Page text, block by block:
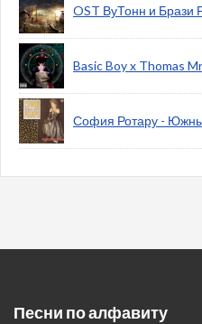
OST ВуТонн и Брази
Basic Boy x Thomas
София Ротару -
Песни по алфавиту